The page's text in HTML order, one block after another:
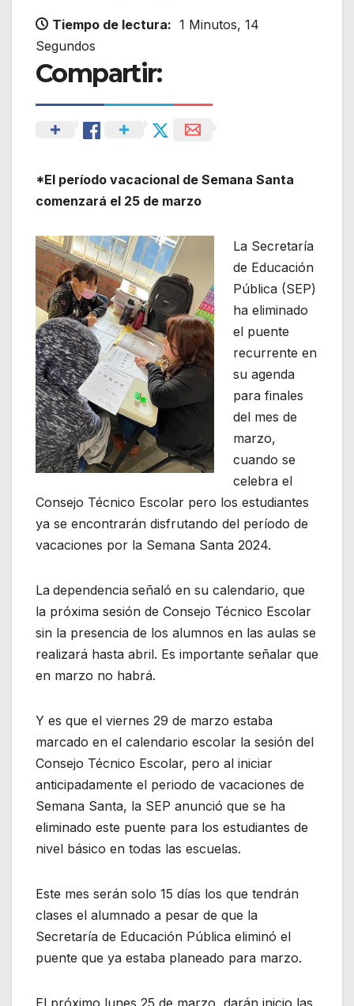
Tiempo de lectura: 1 Minutos, 14
Segundos
Compartir:
*El período vacacional de Semana Santa
comenzará el 25 de marzo
La Secretaría
de Educación
Pública (SEP)
ha eliminado
el puente
recurrente en
su agenda
para finales
del mes de
marzo,
cuando se
celebra el
Consejo Técnico Escolar pero los estudiantes
ya se encontrarán disfrutando del período de
vacaciones por la Semana Santa 2024.
La dependencia señaló en su calendario, que
la próxima sesión de Consejo Técnico Escolar
sin la presencia de los alumnos en las aulas se
realizará hasta abril. Es importante señalar que
en marzo no habrá.
Y es que el viernes 29 de marzo estaba
marcado en el calendario escolar la sesión del
Consejo Técnico Escolar, pero al iniciar
anticipadamente el periodo de vacaciones de
Semana Santa, la SEP anunció que se ha
eliminado este puente para los estudiantes de
nivel básico en todas las escuelas.
Este mes serán solo 15 días los que tendrán
clases el alumnado a pesar de que la
Secretaría de Educación Pública eliminó el
puente que ya estaba planeado para marzo.